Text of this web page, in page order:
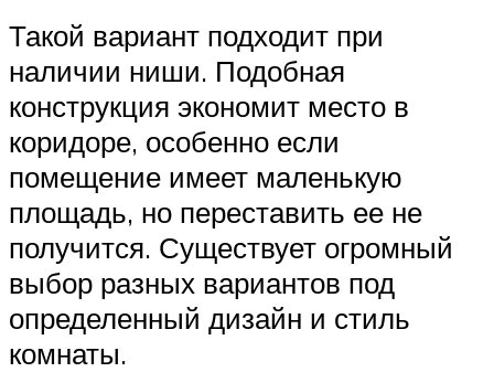
Такой вариант подходит при
наличии ниши. Подобная
конструкция экономит место в
коридоре, особенно если
помещение имеет маленькую
площадь, но переставить ее не
получится. Существует огромный
выбор разных вариантов под
определенный дизайн и стиль
комнаты.